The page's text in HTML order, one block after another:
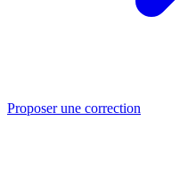
Proposer une correction